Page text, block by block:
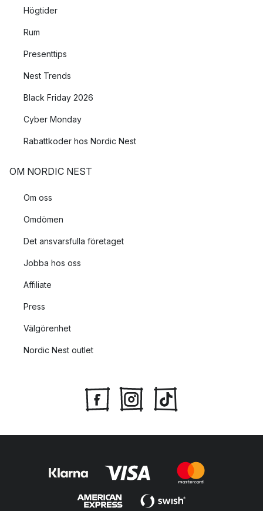
Högtider
Rum
Presenttips
Nest Trends
Black Friday 2026
Cyber Monday
Rabattkoder hos Nordic Nest
OM NORDIC NEST
Om oss
Omdömen
Det ansvarsfulla företaget
Jobba hos oss
Affiliate
Press
Välgörenhet
Nordic Nest outlet